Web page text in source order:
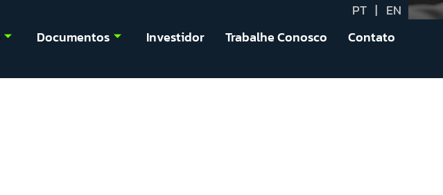
PT | EN
Documentos Investidor Trabalhe Conosco Contato